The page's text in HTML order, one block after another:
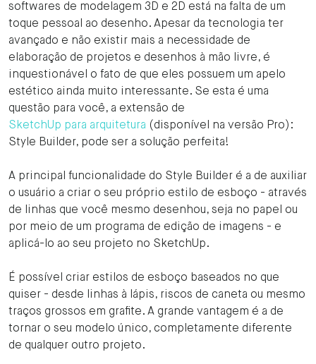
softwares de modelagem 3D e 2D está na falta de um
toque pessoal ao desenho. Apesar da tecnologia ter
avançado e não existir mais a necessidade de
elaboração de projetos e desenhos à mão livre, é
inquestionável o fato de que eles possuem um apelo
estético ainda muito interessante. Se esta é uma
questão para você, a extensão de
SketchUp para arquitetura (disponível na versão Pro):
Style Builder, pode ser a solução perfeita!
A principal funcionalidade do Style Builder é a de auxiliar
o usuário a criar o seu próprio estilo de esboço - através
de linhas que você mesmo desenhou, seja no papel ou
por meio de um programa de edição de imagens - e
aplicá-lo ao seu projeto no SketchUp.
É possível criar estilos de esboço baseados no que
quiser - desde linhas à lápis, riscos de caneta ou mesmo
traços grossos em grafite. A grande vantagem é a de
tornar o seu modelo único, completamente diferente
de qualquer outro projeto.